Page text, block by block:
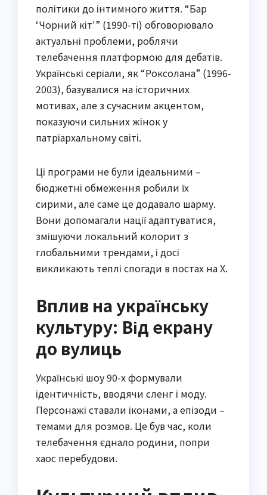
політики до інтимного життя. “Бар
‘Чорний кіт'” (1990-ті) обговорювало
актуальні проблеми, роблячи
телебачення платформою для дебатів.
Українські серіали, як “Роксолана” (1996-
2003), базувалися на історичних
мотивах, але з сучасним акцентом,
показуючи сильних жінок у
патріархальному світі.
Ці програми не були ідеальними –
бюджетні обмеження робили їх
сирими, але саме це додавало шарму.
Вони допомагали нації адаптуватися,
змішуючи локальний колорит з
глобальними трендами, і досі
викликають теплі спогади в постах на X.
Вплив на українську
культуру: Від екрану
до вулиць
Українські шоу 90-х формували
ідентичність, вводячи сленг і моду.
Персонажі ставали іконами, а епізоди –
темами для розмов. Це був час, коли
телебачення єднало родини, попри
хаос перебудови.